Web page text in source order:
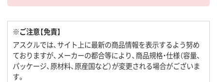
※ご注意【免責】
アスクルでは、サイト上に最新の商品情報を表示するよう努め
ておりますが、メーカーの都合等により、商品規格・仕様（容量、
パッケージ、原材料、原産国など）が変更される場合がございま
す。